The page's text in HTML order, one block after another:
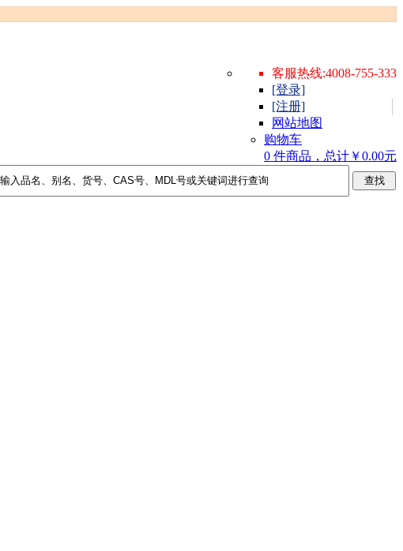
客服热线:4008-755-333
[登录]
[注册]
网站地图
购物车
0 件商品，总计￥0.00元